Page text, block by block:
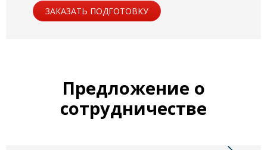
ЗАКАЗАТЬ ПОДГОТОВКУ
Предложение о
сотрудничестве